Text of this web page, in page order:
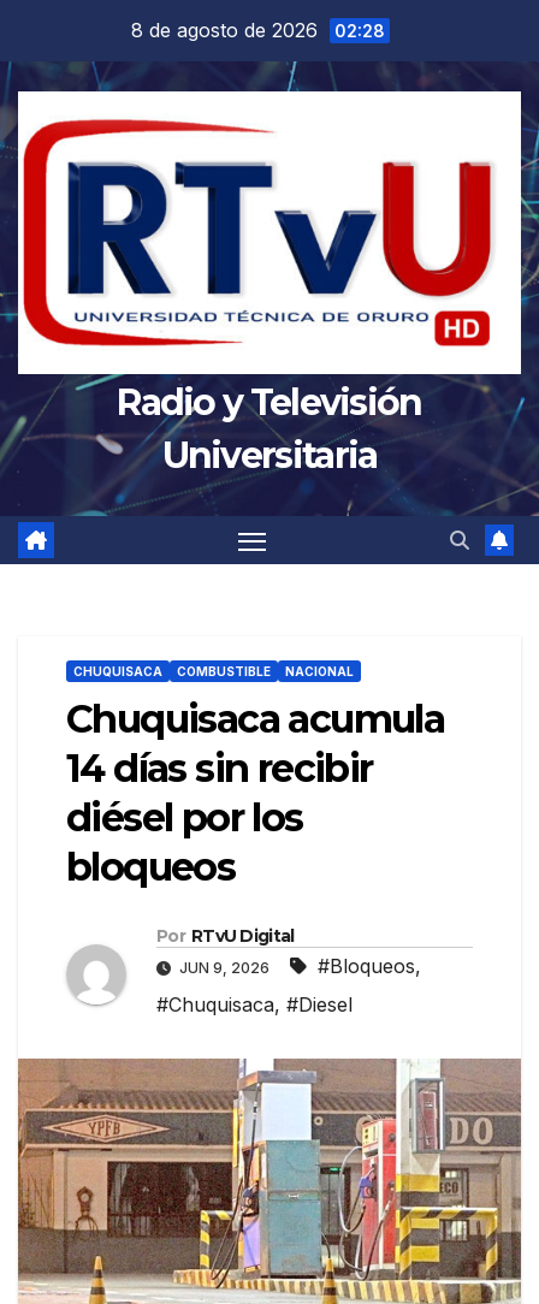
contenido
8 de agosto de 2026 02:28
Radio y Televisión
Universitaria
CHUQUISACA COMBUSTIBLE NACIONAL
Chuquisaca acumula
14 días sin recibir
diésel por los
bloqueos
Por RTvU Digital
JUN 9, 2026 #Bloqueos,
#Chuquisaca, #Diesel